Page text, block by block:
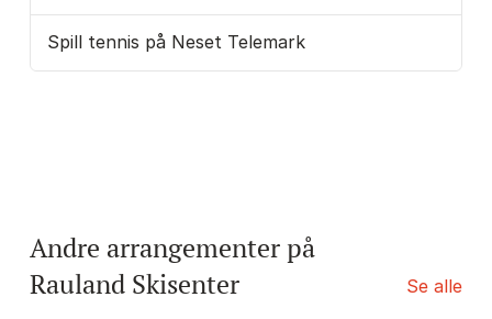
Spill tennis på Neset Telemark
Andre arrangementer på
Rauland Skisenter
Se alle